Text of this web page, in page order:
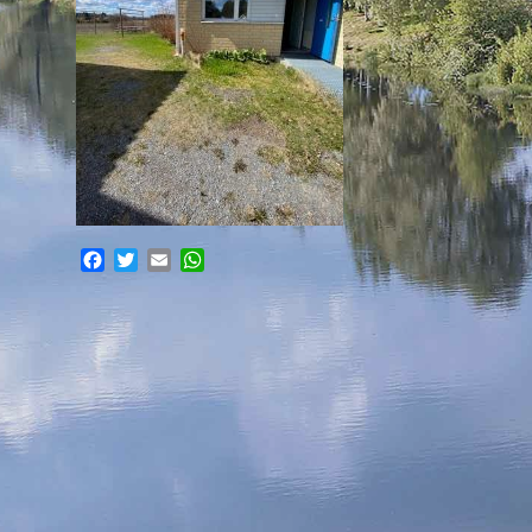
FacebookTwitterEmail